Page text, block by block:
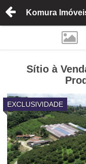
Komura
Sítio à
EXCLUSIVIDADE